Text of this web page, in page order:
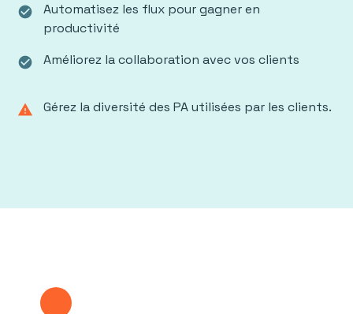
check_circle
Automatisez les flux pour gagner en
productivité
check_circle Améliorez la collaboration avec vos clients
warning Gérez la diversité des PA utilisées par les clients.